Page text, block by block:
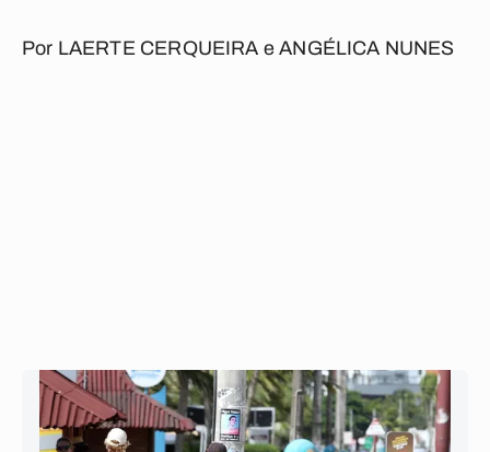
Por LAERTE CERQUEIRA e ANGÉLICA NUNES